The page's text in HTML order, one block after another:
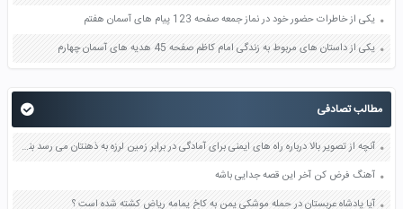
یکی از خاطرات حضور خود در نماز جمعه صفحه 123 پیام های آسمان هفتم
یکی از داستان های مربوط به زندگی امام کاظم صفحه 45 هدیه های آسمان چهارم
مطالب تصادفی
آنچه از تصویر بالا درباره راه های ایمنی برای آمادگی در برابر زمین لرزه به ذهنتان می رسد بنویسید صفحه 91 آمادگی دفاعی نهم
آهنگ فرض کن آخر این قصه جدایی باشه
آیا پادشاه عربستان در حمله موشکی یمن به کاخ یمامه ریاض کشته شده است ؟